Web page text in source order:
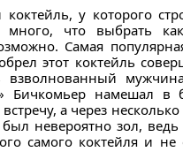
у которого
много, что выбрать
Самая
этот коктейль
Бичкомьер намешал в
а через
невероятно зол,
самого коктейля и